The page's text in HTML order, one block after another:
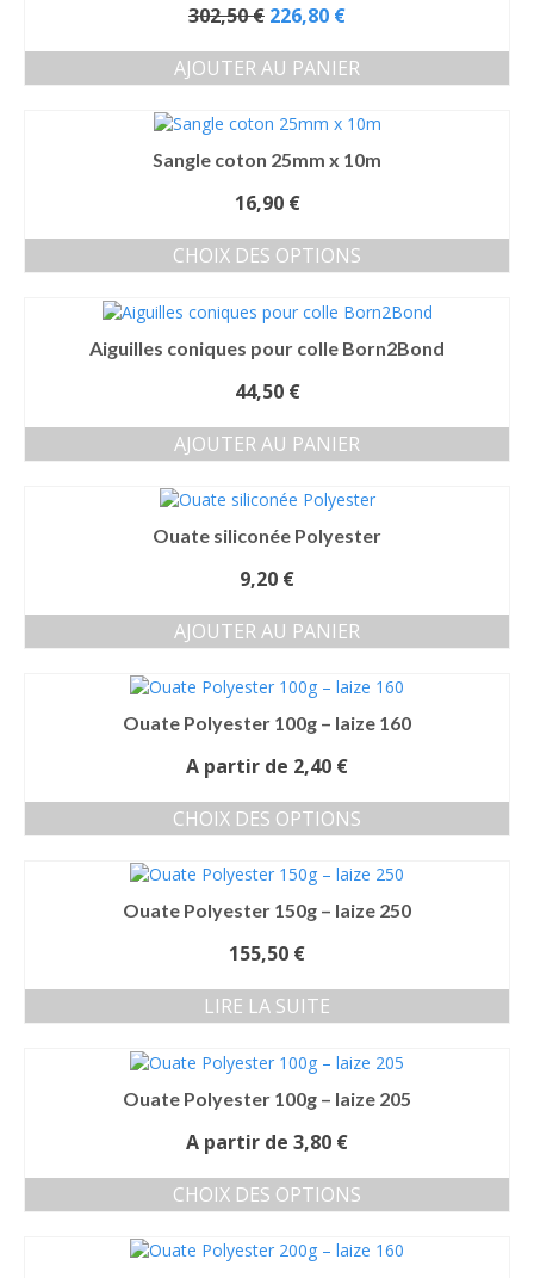
302,50€ Le
initial
était :
226,80 €
AJOUTER AU PANIER
Sangle coton 25mm x 10m
16,90 €
CHOIX DES OPTIONS
produit
plusieurs
Les
options
peuvent
choisies
la
page
du
produit
Aiguilles coniques pour colle Born2Bond
44,50 €
AJOUTER AU PANIER
Ouate siliconée Polyester
9,20 €
AJOUTER AU PANIER
Ouate Polyester 100g – laize 160
A partir de 2,40 €
CHOIX DES OPTIONS
produit
plusieurs
variations.
Les
options
peuvent
choisies
la
page
du
produit
Ouate Polyester 150g – laize 250
155,50 €
LIRE LA SUITE
Ouate Polyester 100g – laize 205
A partir de 3,80 €
CHOIX DES OPTIONS
produit